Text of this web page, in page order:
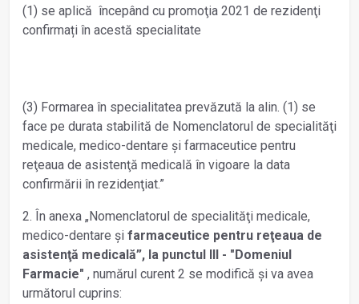
(1) se aplică începând cu promoţia 2021 de rezidenţi
confirmați în acestă specialitate
(3) Formarea în specialitatea prevăzută la alin. (1) se
face pe durata stabilită de Nomenclatorul de specialităţi
medicale, medico-dentare şi farmaceutice pentru
reţeaua de asistenţă medicală în vigoare la data
confirmării în rezidenţiat.”
2. În anexa „Nomenclatorul de specialităţi medicale,
medico-dentare şi farmaceutice pentru reţeaua de
asistenţă medicală”, la punctul III - "Domeniul
Farmacie" , numărul curent 2 se modifică şi va avea
următorul cuprins: